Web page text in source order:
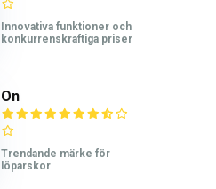
Innovativa funktioner och
konkurrenskraftiga priser
On
Trendande märke för
löparskor